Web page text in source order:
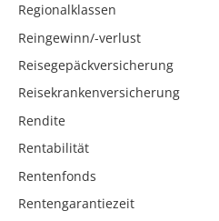
Regionalklassen
Reingewinn/-verlust
Reisegepäckversicherung
Reisekrankenversicherung
Rendite
Rentabilität
Rentenfonds
Rentengarantiezeit